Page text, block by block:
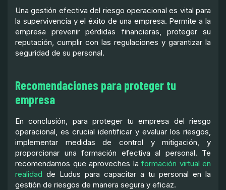
Una gestión efectiva del riesgo operacional es vital para
la supervivencia y el éxito de una empresa. Permite a la
empresa prevenir pérdidas financieras, proteger su
reputación, cumplir con las regulaciones y garantizar la
seguridad de su personal.
Recomendaciones para proteger tu
empresa
En conclusión, para proteger tu empresa del riesgo
operacional, es crucial identificar y evaluar los riesgos,
implementar medidas de control y mitigación, y
proporcionar una formación efectiva al personal. Te
recomendamos que aproveches la formación virtual en
realidad de Ludus para capacitar a tu personal en la
gestión de riesgos de manera segura y eficaz.